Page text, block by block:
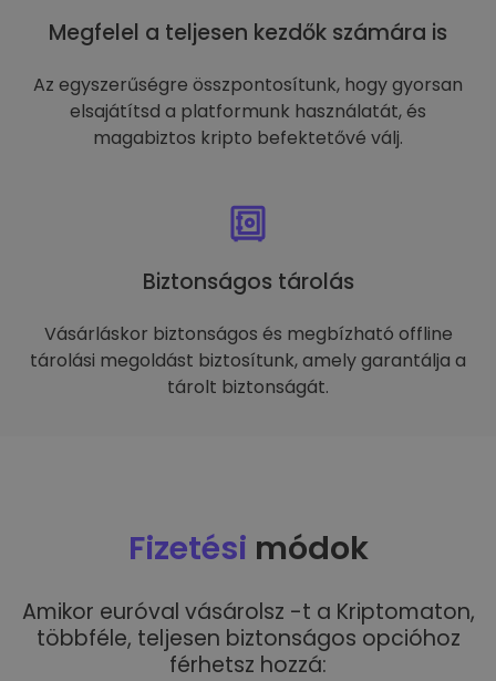
Megfelel a teljesen kezdők számára is
Az egyszerűségre összpontosítunk, hogy gyorsan
elsajátítsd a platformunk használatát, és
magabiztos kripto befektetővé válj.
Biztonságos tárolás
Vásárláskor biztonságos és megbízható offline
tárolási megoldást biztosítunk, amely garantálja a
tárolt biztonságát.
Fizetési módok
Amikor euróval vásárolsz -t a Kriptomaton,
többféle, teljesen biztonságos opcióhoz
férhetsz hozzá: